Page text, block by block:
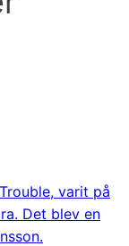
varit på
Det blev en